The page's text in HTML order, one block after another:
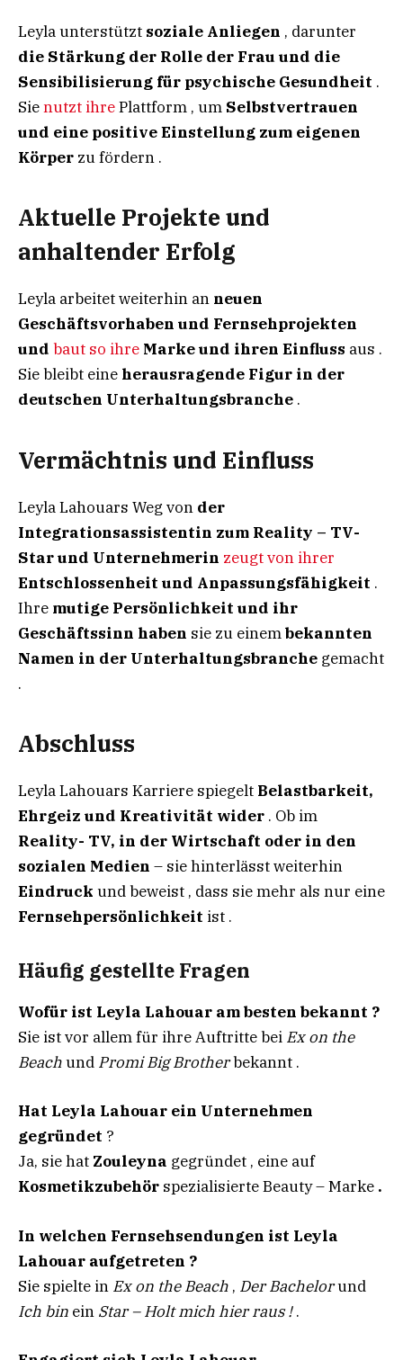
Leyla unterstützt soziale Anliegen , darunter
die Stärkung der Rolle der Frau und die
Sensibilisierung für psychische Gesundheit .
Sienutzt ihrePlattform , um Selbstvertrauen
und eine positive Einstellung zum eigenen
Körper zu fördern .
Aktuelle Projekte und
anhaltender Erfolg
Leyla arbeitet weiterhin an neuen
Geschäftsvorhaben und Fernsehprojekten
und baut so ihre Marke und ihren Einfluss aus .
Sie bleibt eine herausragende Figur in der
deutschen Unterhaltungsbranche .
Vermächtnis und Einfluss
Leyla Lahouars Weg von der
Integrationsassistentin zum Reality – TV-
Star und Unternehmerin zeugt von ihrer
Entschlossenheit und Anpassungsfähigkeit .
Ihre mutige Persönlichkeit und ihr
Geschäftssinn haben sie zu einembekannten
Namen in der Unterhaltungsbranche gemacht
.
Abschluss
Leyla Lahouars Karriere spiegelt Belastbarkeit,
Ehrgeiz und Kreativität wider . Ob im
Reality- TV, in der Wirtschaft oder in den
sozialen Medien – sie hinterlässt weiterhin
Eindruck und beweist , dass sie mehr als nur eine
Fernsehpersönlichkeit ist .
Häufig gestellte Fragen
Wofür ist Leyla Lahouar am besten bekannt ?
Sie ist vor allem für ihre Auftritte bei Ex on the
Beachund Promi Big Brotherbekannt .
Hat Leyla Lahouar ein Unternehmen
gegründet ?
Ja, sie hat Zouleyna gegründet , eine auf
Kosmetikzubehör spezialisierte Beauty – Marke .
In welchen Fernsehsendungen ist Leyla
Lahouar aufgetreten ?
Sie spielte in Ex on the Beach , Der Bachelorund
Ich bin ein Star – Holt mich hier raus !.